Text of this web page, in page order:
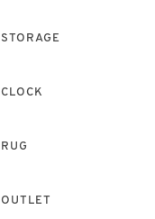
STORAGE
CLOCK
RUG
OUTLET